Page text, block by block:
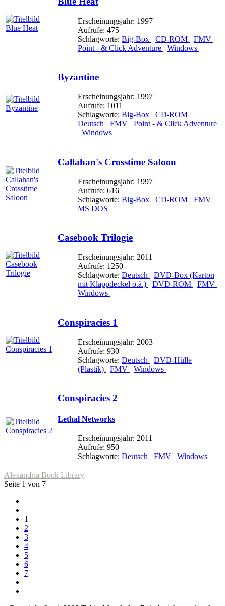
Erscheinungsjahr: 1997
Aufrufe: 475
Schlagworte: Big-Box CD-ROM
FMV
Point - & Click Adventure
Windows
Byzantine
Erscheinungsjahr: 1997
Aufrufe: 1011
Schlagworte: Big-Box
CD-ROM
Deutsch
FMV
Point - & Click Adventure
Windows
Callahan's Crosstime Saloon
Erscheinungsjahr: 1997
Aufrufe: 616
Schlagworte: Big-Box CD-ROM
FMV
MS DOS
Casebook Trilogie
Erscheinungsjahr: 2011
Aufrufe: 1250
Schlagworte: Deutsch
DVD-Box (Karton
mit Klappdeckel o.ä.)
DVD-ROM
FMV
Windows
Conspiracies 1
Erscheinungsjahr: 2003
Aufrufe: 930
Schlagworte: Deutsch
DVD-Hülle
(Plastik)
FMV Windows
Conspiracies 2
Lethal Networks
Erscheinungsjahr: 2011
Aufrufe: 950
Schlagworte: Deutsch FMV Windows
Alexandria Book Library
Seite 1 von 7
1
2
3
4
5
6
7